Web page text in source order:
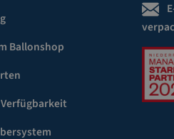
Ballonshop